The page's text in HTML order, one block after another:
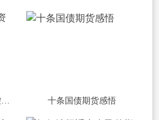
期货市场风险管理与资金控制的要点 十条国债期货感悟